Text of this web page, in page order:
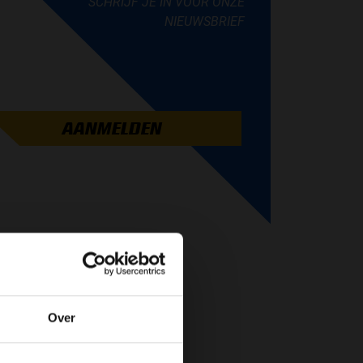
Over
NIEUWSBRIEF
AANMELDEN